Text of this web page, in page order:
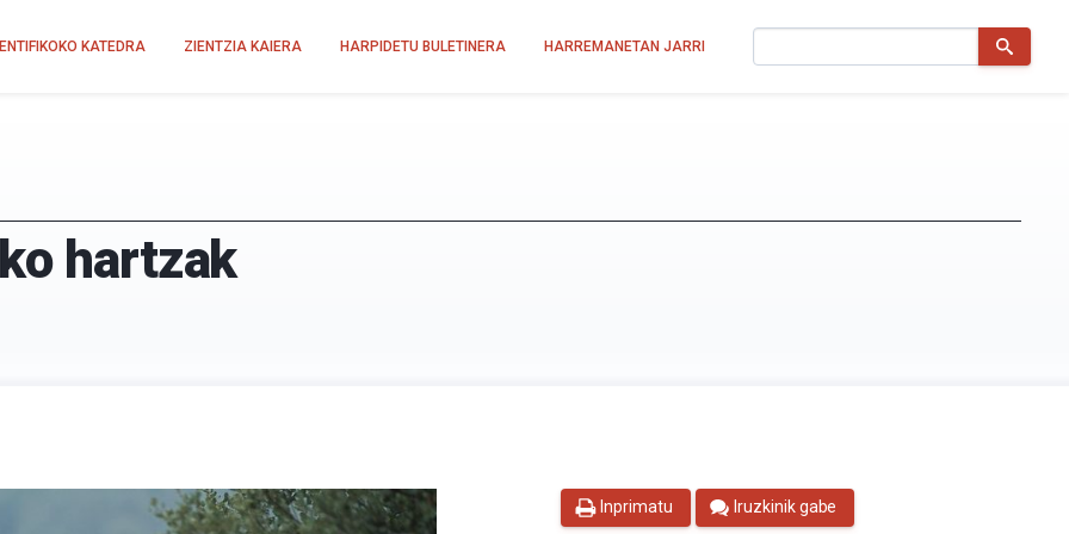
KATEDRA ZIENTZIA KAIERA HARPIDETU BULETINERA HARREMANETAN JARRI
hartzak
Inprimatu Iruzkinik gabe